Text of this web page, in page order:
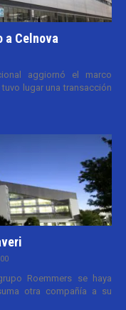
a Celnova
aggiornó el marco
lugar una transacción
Roemmers se haya
otra compañía a su